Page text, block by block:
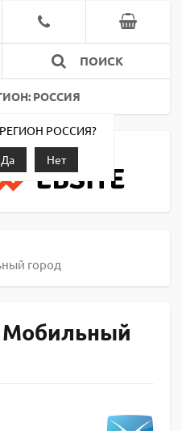
ПОИСК
РОССИЯ
РОССИЯ?
Да
Нет
город
Мобильный